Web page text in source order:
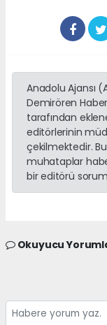
Anadolu Ajansı
Demirören
tarafından
editörlerinin
çekilmektedir.
muhataplar
bir editörü
Okuyucu